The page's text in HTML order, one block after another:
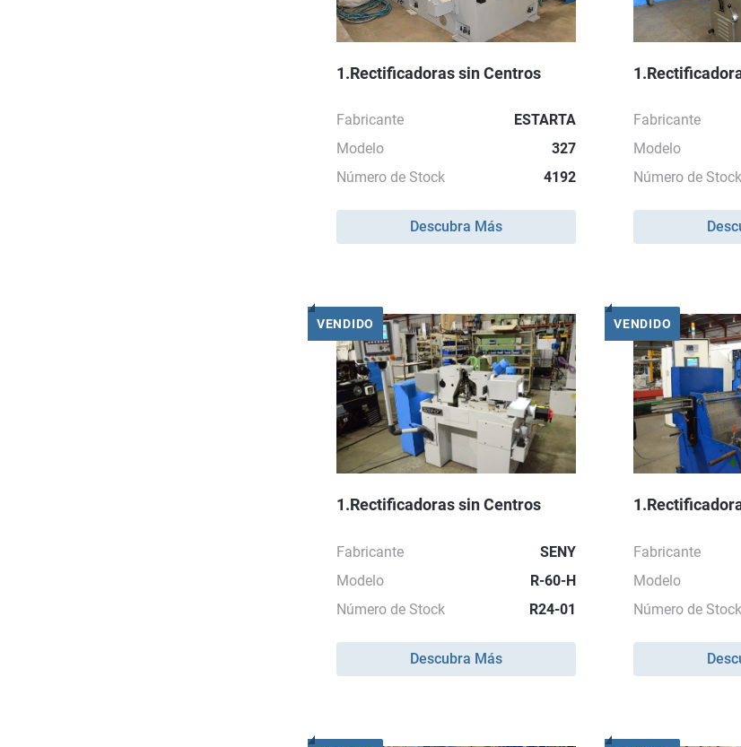
1.Rectificadoras sin Centros
Fabricante
ESTARTA
Modelo
327
Número de Stock
4192
Descubra Más
Fabricante
Modelo
Número de Stock
VENDIDO
1.Rectificadoras sin Centros
Fabricante
SENY
Modelo
R-60-H
Número de Stock
R24-01
Descubra Más
VENDIDO
Fabricante
Modelo
Número de Stock